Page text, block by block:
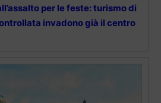
per le feste: turismo di
invadono già il centro